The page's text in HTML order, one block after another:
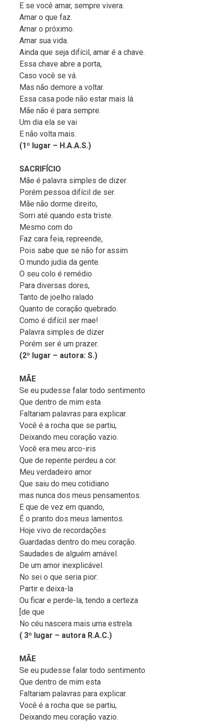
E se você amar, sempre vivera.
Amar o que faz.
Amar o próximo.
Amar sua vida.
Ainda que seja difícil, amar é a chave.
Essa chave abre a porta,
Caso você se vá.
Mas não demore a voltar.
Essa casa pode não estar mais lá.
Mãe não é para sempre.
Um dia ela se vai
E não volta mais.
(1º lugar – H.A.A.S.)
SACRIFÍCIO
Mãe é palavra simples de dizer
Porém pessoa difícil de ser.
Mãe não dorme direito,
Sorri até quando esta triste.
Mesmo com do
Faz cara feia, repreende,
Pois sabe que se não for assim
O mundo judia da gente.
O seu colo é remédio
Para diversas dores,
Tanto de joelho ralado
Quanto de coração quebrado.
Como é difícil ser mae!
Palavra simples de dizer
Porém ser é um prazer.
(2º lugar – autora: S.)
MÃE
Se eu pudesse falar todo sentimento
Que dentro de mim esta
Faltariam palavras para explicar.
Você é a rocha que se partiu,
Deixando meu coração vazio.
Você era meu arco-iris
Que de repente perdeu a cor.
Meu verdadeiro amor
Que saiu do meu cotidiano
mas nunca dos meus pensamentos.
E que de vez em quando,
É o pranto dos meus lamentos.
Hoje vivo de recordações
Guardadas dentro do meu coração.
Saudades de alguém amável.
De um amor inexplicável.
No sei o que seria pior:
Partir e deixa-la
Ou ficar e perde-la, tendo a certeza
[de que
No céu nascera mais uma estrela.
( 3º lugar – autora R.A.C.)
MÃE
Se eu pudesse falar todo sentimento
Que dentro de mim esta
Faltariam palavras para explicar.
Você é a rocha que se partiu,
Deixando meu coração vazio.